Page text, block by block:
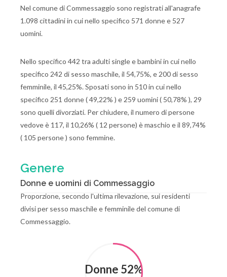
Nel comune di Commessaggio sono registrati all'anagrafe
1.098 cittadini in cui nello specifico 571 donne e 527
uomini.
Nello specifico 442 tra adulti single e bambini in cui nello
specifico 242 di sesso maschile, il 54,75%, e 200 di sesso
femminile, il 45,25%. Sposati sono in 510 in cui nello
specifico 251 donne ( 49,22% ) e 259 uomini ( 50,78% ), 29
sono quelli divorziati. Per chiudere, il numero di persone
vedove è 117, il 10,26% ( 12 persone) è maschio e il 89,74%
( 105 persone ) sono femmine.
Genere
Donne e uomini di Commessaggio
Proporzione, secondo l'ultima rilevazione, sui residenti
divisi per sesso maschile e femminile del comune di
Commessaggio.
Donne 52%